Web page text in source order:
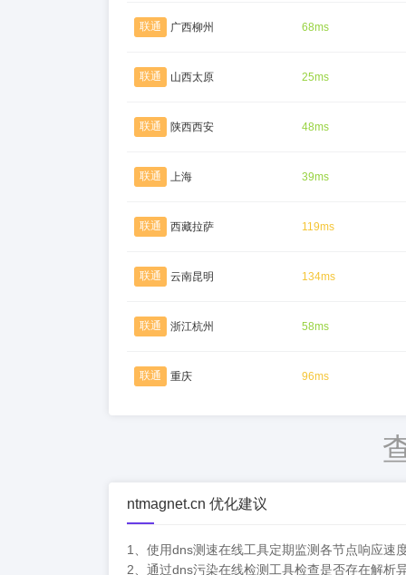
联通 广西柳州 68ms
联通 山西太原 25ms
联通 陕西西安 48ms
联通 上海 39ms
联通 西藏拉萨 119ms
联通 云南昆明 134ms
联通 浙江杭州 58ms
联通 重庆 96ms
ntmagnet.cn 优化建议
1、使用dns测速在线工具定期监测各节点响应速
2、通过dns污染在线检测工具检查是否存在解析